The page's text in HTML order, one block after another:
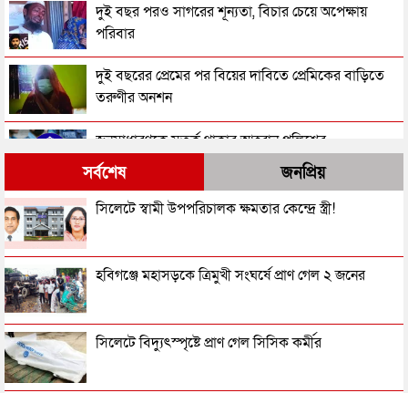
দুই বছর পরও সাগরের শূন্যতা, বিচার চেয়ে অপেক্ষায়
পরিবার
দুই বছরের প্রেমের পর বিয়ের দাবিতে প্রেমিকের বাড়িতে
তরুণীর অনশন
জনসাধারণকে সতর্ক থাকার আহ্বান পুলিশের
৩ মাসে পুলিশের হাতে গ্রেপ্তার ১ লাখ ৪২ হাজার
ছেলের ছুরি কাঘাতে বাবা-মা খুন
মহিলা আওয়ামী লীগ নেত্রী শিলার মরদেহ উদ্ধার
সর্বশেষ জনপ্রিয়
সিলেটে স্বামী উপপরিচালক ক্ষমতার কেন্দ্রে স্ত্রী!
হবিগঞ্জে মহাসড়কে ত্রিমুখী সংঘর্ষে প্রাণ গেল ২ জনের
সিলেটে বিদ্যুৎস্পৃষ্টে প্রাণ গেল সিসিক কর্মীর